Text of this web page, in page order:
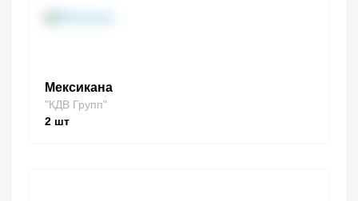
Мексикана
"КДВ Групп"
2 шт